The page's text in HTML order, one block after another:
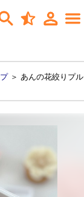
＞ あんの花絞りプル